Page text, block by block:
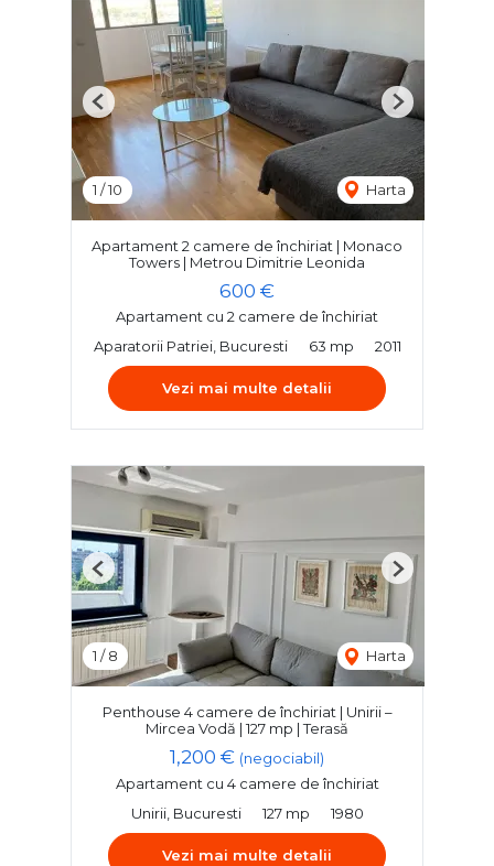
1 /10 Harta
Previous Next
Apartament 2 camere de închiriat | Monaco
Towers | Metrou Dimitrie Leonida
600 €
Apartament cu 2 camere de închiriat
Aparatorii Patriei, Bucuresti
63 mp 2011
Vezi mai multe detalii
1 /8 Harta
Previous Next
Penthouse 4 camere de închiriat | Unirii –
Mircea Vodă | 127 mp | Terasă
1,200 € (negociabil)
Apartament cu 4 camere de închiriat
Unirii, Bucuresti
127 mp 1980
Vezi mai multe detalii